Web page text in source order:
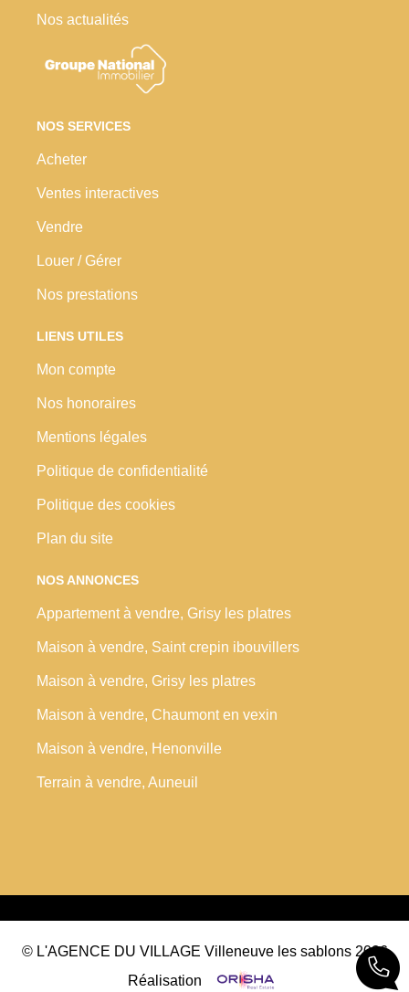
Nos actualités
NOS SERVICES
Acheter
Ventes interactives
Vendre
Louer / Gérer
Nos prestations
LIENS UTILES
Mon compte
Nos honoraires
Mentions légales
Politique de confidentialité
Politique des cookies
Plan du site
NOS ANNONCES
Appartement à vendre, Grisy les platres
Maison à vendre, Saint crepin ibouvillers
Maison à vendre, Grisy les platres
Maison à vendre, Chaumont en vexin
Maison à vendre, Henonville
Terrain à vendre, Auneuil
© L'AGENCE DU VILLAGE Villeneuve les sablons 2026
Réalisation